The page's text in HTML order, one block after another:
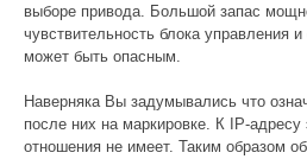
выборе привода. Большой запас
чувствительность блока управления
может быть опасным.
Наверняка Вы задумывались что
после них на маркировке. К IP-адресу
отношения не имеет. Таким образом